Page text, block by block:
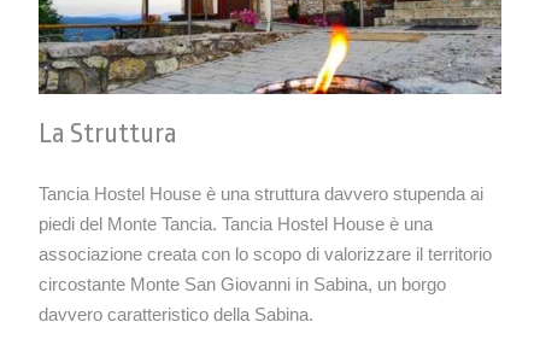
La Struttura
Tancia Hostel House è una struttura davvero stupenda ai
piedi del Monte Tancia. Tancia Hostel House è una
associazione creata con lo scopo di valorizzare il territorio
circostante Monte San Giovanni in Sabina, un borgo
davvero caratteristico della Sabina.